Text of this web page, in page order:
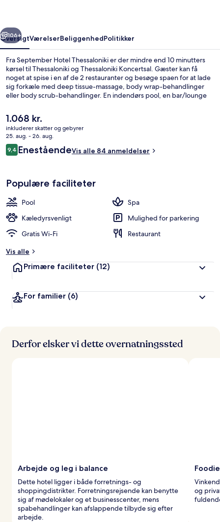
Næste
106+
OversigtVærelserBeliggenhedPolitikker
Fra September Hotel Thessaloniki er der mindre end 10 minutters
kørsel til Thessaloniki og Thessaloniki Koncertsal. Gæster kan få
noget at spise i en af de 2 restauranter og besøge spaen for at lade
sig forkæle med deep tissue-massage, body wrap-behandlinger
eller body scrub-behandlinger. En indendørs pool, en bar/lounge
luksusfaciliteter.
Den
nuværende
pris
er
1.068 kr.
1.068 kr.
inkluderer skatter og gebyrer
25. aug. - 26. aug.
Anmeldelser
9,49,4 ud af 10.
EneståendeVis alle 84 anmeldelser
Populære faciliteter
Pool
Spa
Kæledyrsvenligt
Mulighed for parkering
Gratis Wi-Fi
Restaurant
Vis alle
Primære faciliteter (12)
For familier (6)
Derfor elsker vi dette overnatningssted
Arbejde og leg i balance
Dette hotel ligger i både forretnings- og
shoppingdistrikter. Forretningsrejsende kan benytte
sig af mødelokaler og et businesscenter, mens
spabehandlinger kan afslappende tilbyde sig efter
arbejde.
og